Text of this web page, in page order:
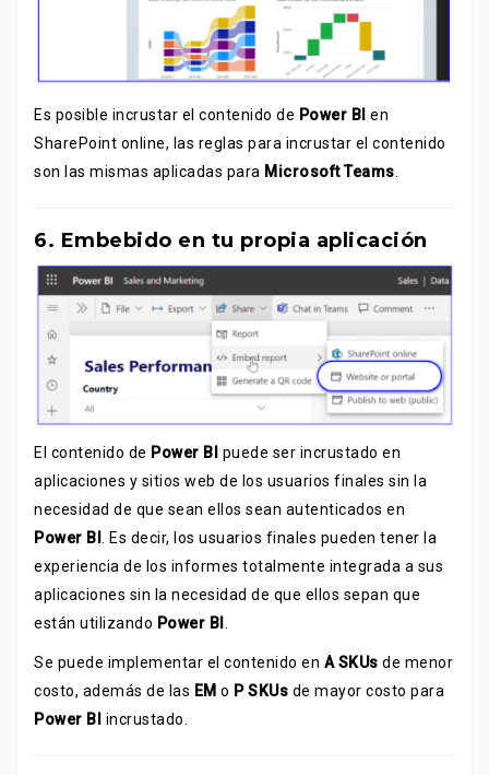
Es posible incrustar el contenido de Power BI en
SharePoint online, las reglas para incrustar el contenido
son las mismas aplicadas para Microsoft Teams
6. Embebido en tu propia aplicación
El contenido de Power BI puede ser incrustado en
aplicaciones y sitios web de los usuarios finales sin la
necesidad de que sean ellos sean autenticados en
Power BI
. Es decir, los usuarios finales pueden tener la
experiencia de los informes totalmente integrada a sus
aplicaciones sin la necesidad de que ellos sepan que
están utilizando Power BI
Se puede implementar el contenido en A SKUs de menor
costo, además de las EM o P SKUs de mayor costo para
Power BI incrustado.